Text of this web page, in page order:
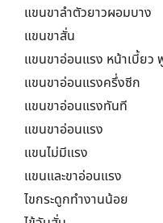
แขนขาลำตัวยาวผอมบาง
แขนขาสั่น
แขนขาอ่อนแรง หน้าเบี้ยว
แขนขาอ่อนแรงครึ่งซีก
แขนขาอ่อนแรงทันที
แขนขาอ่อนแรง
แขนไม่มีแรง
แขนและขาอ่อนแรง
ไขกระดูกทำงานน้อย